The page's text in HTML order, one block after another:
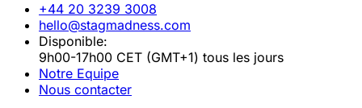
+44 20 3239 3008
hello@stagmadness.com
Disponible:
9h00-17h00 CET (GMT+1) tous les jours
Notre Equipe
Nous contacter